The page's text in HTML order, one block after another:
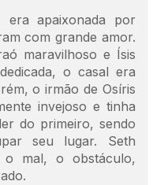
era apaixonada por
com grande amor.
maravilhoso e Ísis
o casal era
o irmão de Osíris
invejoso e tinha
do primeiro, sendo
seu lugar. Seth
o mal, o obstáculo,